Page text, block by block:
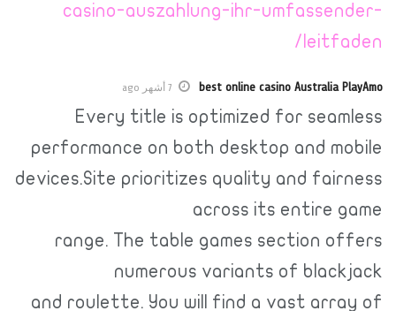
casino-auszahlung-ihr-
best online casino 7 أشهر ago
Every title is optimized for
performance on both desktop and
devices.Site prioritizes quality and
across its entire
range. The table games section
numerous variants of
and roulette. You will find a vast